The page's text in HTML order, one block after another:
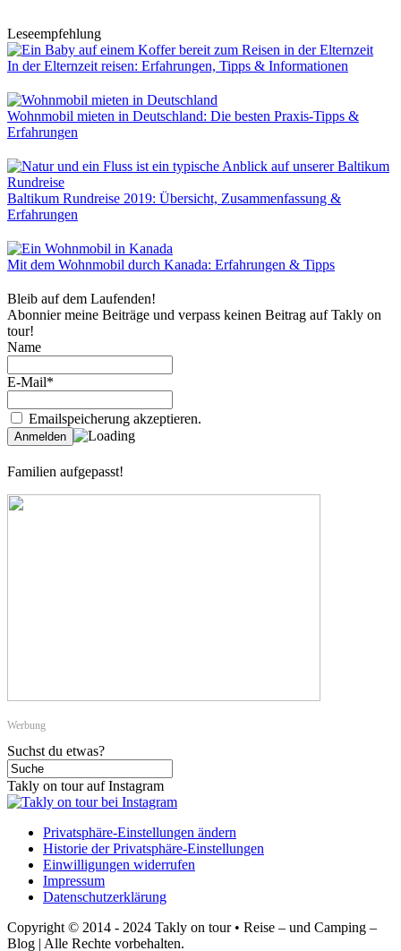
Leseempfehlung
In der Elternzeit reisen: Erfahrungen, Tipps & Informationen
Wohnmobil mieten in Deutschland: Die besten Praxis-Tipps &
Erfahrungen
Baltikum Rundreise 2019: Übersicht, Zusammenfassung &
Erfahrungen
Mit dem Wohnmobil durch Kanada: Erfahrungen & Tipps
Bleib auf dem Laufenden!
Abonnier meine Beiträge und verpass keinen Beitrag auf Takly on
tour!
Name
E-Mail*
Emailspeicherung akzeptieren.
Familien aufgepasst!
Werbung
Suchst du etwas?
Takly on tour auf Instagram
Privatsphäre-Einstellungen ändern
Historie der Privatsphäre-Einstellungen
Einwilligungen widerrufen
Impressum
Datenschutzerklärung
Copyright © 2014 - 2024 Takly on tour • Reise – und Camping –
Blog | Alle Rechte vorbehalten.